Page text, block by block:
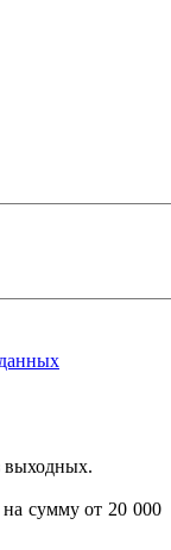
выходных.
сумму от 20 000